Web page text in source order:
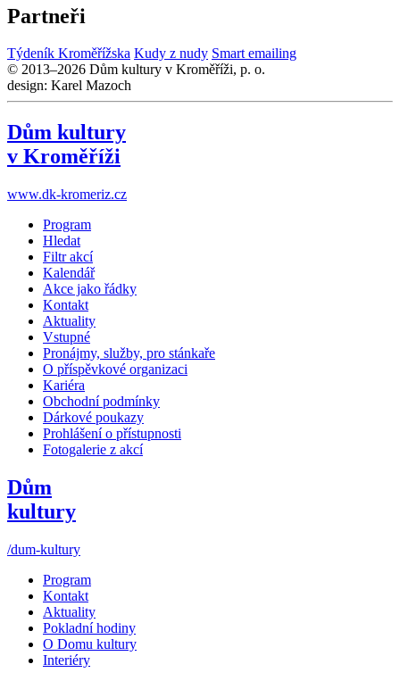
Partneři
Týdeník Kroměřížska Kudy z nudy Smart emailing
© 2013–2026 Dům kultury v Kroměříži, p. o.
design: Karel Mazoch
Dům kultury
v Kroměříži
www.dk-kromeriz.cz
Program
Hledat
Filtr akcí
Kalendář
Akce jako řádky
Kontakt
Aktuality
Vstupné
Pronájmy, služby, pro stánkaře
O příspěvkové organizaci
Kariéra
Obchodní podmínky
Dárkové poukazy
Prohlášení o přístupnosti
Fotogalerie z akcí
Dům
kultury
/dum-kultury
Program
Kontakt
Aktuality
Pokladní hodiny
O Domu kultury
Interiéry